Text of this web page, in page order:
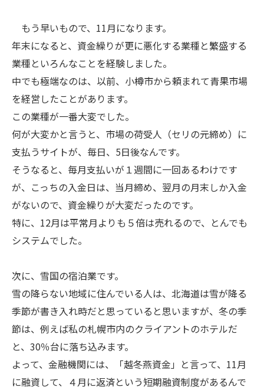
もう早いもので、11月になります。
年末になると、資金繰りが更に悪化する業種と繁盛する
業種といろんなことを経験しました。
中でも極端なのは、以前、小樽市から頼まれて青果市場
を経営したことがあります。
この業種が一番大変でした。
何が大変かと言うと、市場の荷受人（セリの元締め）に
支払うサイトが、毎日、5日後なんです。
そうなると、毎月支払いが１週間に一回あるわけです
が、こっちの入金日は、当月締め、翌月の月末しか入金
がないので、資金繰りが大変だったのです。
特に、12月は平常月よりも５倍は売れるので、とんでも
システムでした。
次に、雪国の宿泊業です。
雪の降らない地域に住んでいる人は、北海道は雪が降る
季節が書き入れ時だと思っていると思いますが、冬の季
節は、例えば私の札幌市内のクライアントのホテルだ
と、30％台に落ち込みます。
よって、金融機関には、「越冬燕資金」と言って、11月
に融資して、４月に返済という短期融資制度があるんで